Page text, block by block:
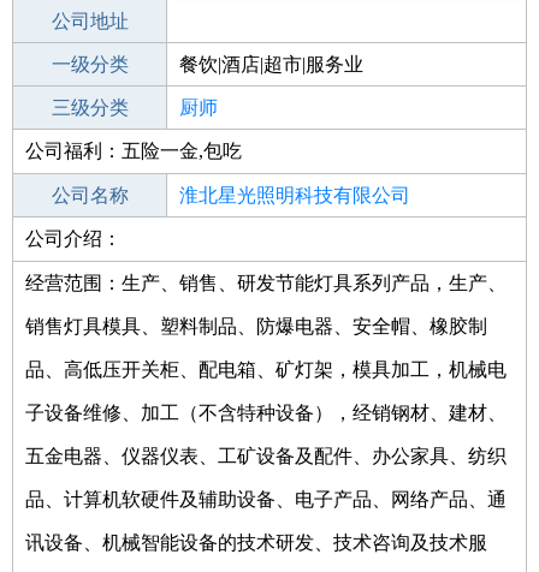
招聘结束时间
公司地址
一级分类 餐饮|酒店|超市|服务业
二级分类 餐饮
三级分类 厨师
其他行业 房地产|建筑|装潢
公司福利：五险一金,包吃
公司名称 淮北星光照明科技有限公司
公司类型
公司介绍：
经营范围：生产、销售、研发节能灯具系列产品，生产、
销售灯具模具、塑料制品、防爆电器、安全帽、橡胶制
品、高低压开关柜、配电箱、矿灯架，模具加工，机械电
子设备维修、加工（不含特种设备），经销钢材、建材、
五金电器、仪器仪表、工矿设备及配件、办公家具、纺织
品、计算机软硬件及辅助设备、电子产品、网络产品、通
讯设备、机械智能设备的技术研发、技术咨询及技术服